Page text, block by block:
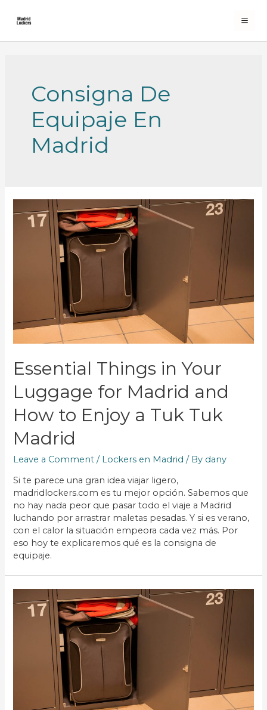
Consigna De
Equipaje En
Madrid
Essential Things in Your
Luggage for Madrid and
How to Enjoy a Tuk Tuk
Madrid
Leave a Comment / Lockers en Madrid / By dany
Si te parece una gran idea viajar ligero,
madridlockers.com es tu mejor opción. Sabemos que
no hay nada peor que pasar todo el viaje a Madrid
luchando por arrastrar maletas pesadas. Y si es verano,
con el calor la situación empeora cada vez más. Por
eso hoy te explicaremos qué es la consigna de
equipaje.